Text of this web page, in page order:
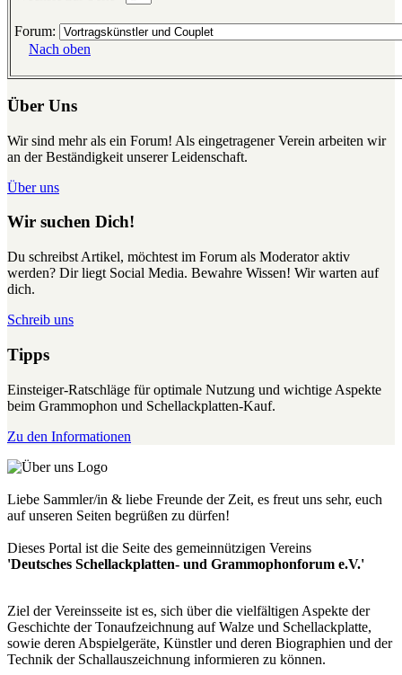
Forum:
Nach oben
Über Uns
Wir sind mehr als ein Forum! Als eingetragener Verein arbeiten wir
an der Beständigkeit unserer Leidenschaft.
Über uns
Wir suchen Dich!
Du schreibst Artikel, möchtest im Forum als Moderator aktiv
werden? Dir liegt Social Media. Bewahre Wissen! Wir warten auf
dich.
Schreib uns
Tipps
Einsteiger-Ratschläge für optimale Nutzung und wichtige Aspekte
beim Grammophon und Schellackplatten-Kauf.
Zu den Informationen
Liebe Sammler/in & liebe Freunde der Zeit, es freut uns sehr, euch
auf unseren Seiten begrüßen zu dürfen!
Dieses Portal ist die Seite des gemeinnützigen Vereins
'Deutsches Schellackplatten- und Grammophonforum e.V.'
Ziel der Vereinsseite ist es, sich über die vielfältigen Aspekte der
Geschichte der Tonaufzeichnung auf Walze und Schellackplatte,
sowie deren Abspielgeräte, Künstler und deren Biographien und der
Technik der Schallauszeichnung informieren zu können.